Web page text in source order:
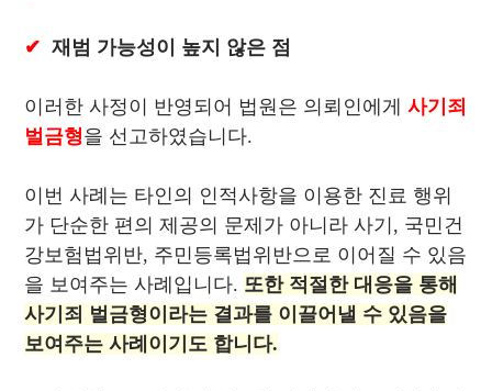
✔ 재범 가능성이 높지 않은 점
이러한 사정이 반영되어 법원은 의뢰인에게사기죄
벌금형을 선고하였습니다.
이번 사례는 타인의 인적사항을 이용한 진료 행위
가 단순한 편의 제공의 문제가 아니라 사기, 국민건
강보험법위반, 주민등록법위반으로 이어질 수 있음
을 보여주는 사례입니다. 또한 적절한 대응을 통해
사기죄 벌금형이라는 결과를 이끌어낼 수 있음을
보여주는 사례이기도 합니다.